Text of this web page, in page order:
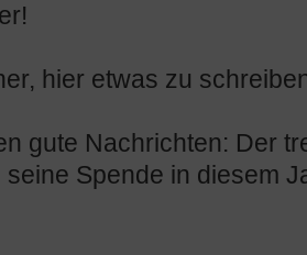
hier etwas zu
gute Nachrichten: Der
Spende in diesem